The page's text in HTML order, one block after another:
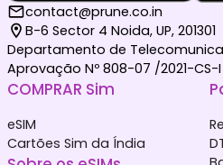
contact@prune.co.in
B-6 Sector 4 Noida, UP, 201301
Departamento de
Aprovação Nº 808-07 /2021-CS-I
COMPRAR Sim
eSIM
Cartões Sim da Índia